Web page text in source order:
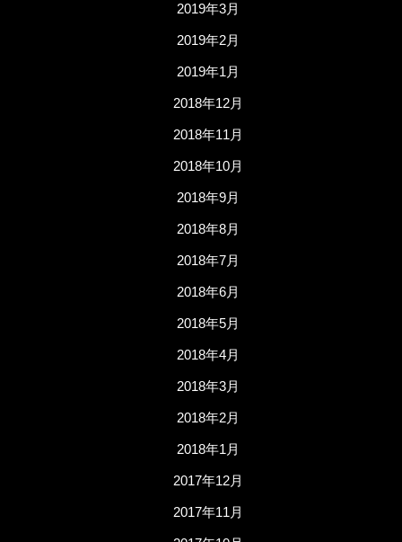
2019年3月
2019年2月
2019年1月
2018年12月
2018年11月
2018年10月
2018年9月
2018年8月
2018年7月
2018年6月
2018年5月
2018年4月
2018年3月
2018年2月
2018年1月
2017年12月
2017年11月